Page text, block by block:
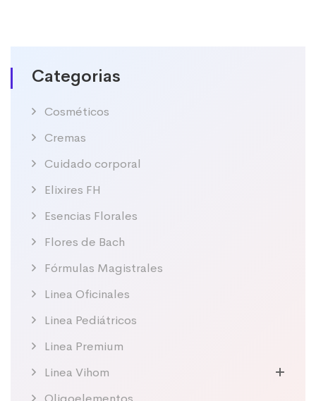
Categorias
Cosméticos
Cremas
Cuidado corporal
Elixires FH
Esencias Florales
Flores de Bach
Fórmulas Magistrales
Linea Oficinales
Linea Pediátricos
Linea Premium
Linea Vihom